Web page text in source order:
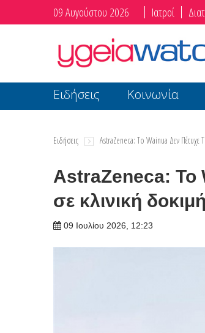
09 Αυγούστου 2026 Ιατροί
Ειδήσεις Κοινωνία
Ειδήσεις AstraZeneca: Το Wainua Δεν
AstraZeneca: Το
σε κλινική
09 Ιουλίου 2026, 12:23